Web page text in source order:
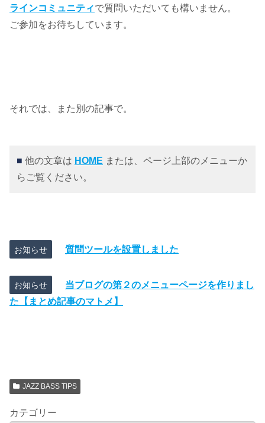
ラインコミュニティで質問いただいても構いません。
ご参加をお待ちしています。
それでは、また別の記事で。
■ 他の文章は HOME または、ページ上部のメニューか
らご覧ください。
お知らせ 質問ツールを設置しました
お知らせ
当ブログの第２のメニューページを作りまし
た【まとめ記事のマトメ】
JAZZ BASS TIPS
カテゴリー